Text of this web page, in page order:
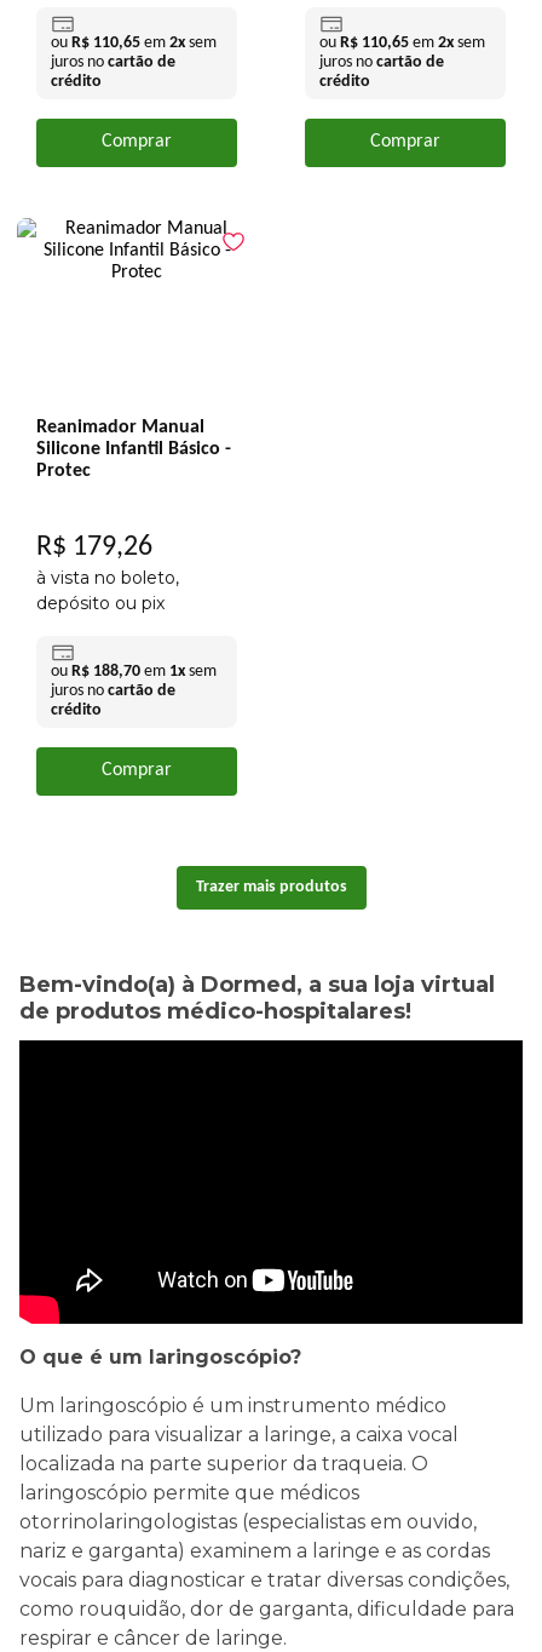
ou R$ 110,65 em 2x sem
juros no cartão de
crédito
Comprar
ou R$ 110,65 em 2x sem
juros no cartão de
crédito
Comprar
Reanimador Manual
Silicone Infantil Básico -
Protec
R$ 179,26
à vista no boleto,
depósito ou pix
ou R$ 188,70 em 1x sem
juros no cartão de
crédito
Comprar
Bem-vindo(a) à Dormed, a sua loja virtual
de produtos médico-hospitalares!
O que é um laringoscópio?
Um laringoscópio é um instrumento médico
utilizado para visualizar a laringe, a caixa vocal
localizada na parte superior da traqueia. O
laringoscópio permite que médicos
otorrinolaringologistas (especialistas em ouvido,
nariz e garganta) examinem a laringe e as cordas
vocais para diagnosticar e tratar diversas condições,
como rouquidão, dor de garganta, dificuldade para
respirar e câncer de laringe.